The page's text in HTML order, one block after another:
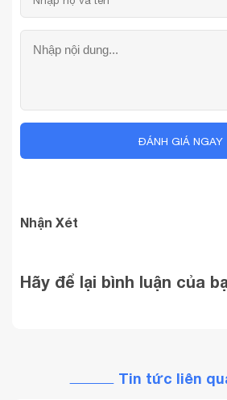
ĐÁNH GIÁ NGAY
Nhận Xét
Hãy để lại bình luận của
Tin tức liên